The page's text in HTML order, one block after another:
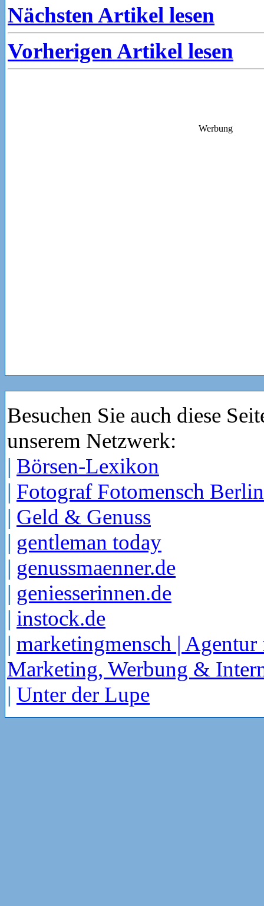
Nächsten Artikel lesen
Vorherigen Artikel lesen
Werbung
Besuchen Sie auch diese
unserem Netzwerk:
| Börsen-Lexikon
| Fotograf Fotomensch Berlin
| Geld & Genuss
| gentleman today
| genussmaenner.de
| geniesserinnen.de
| instock.de
| marketingmensch | Agentur
Marketing, Werbung &
| Unter der Lupe